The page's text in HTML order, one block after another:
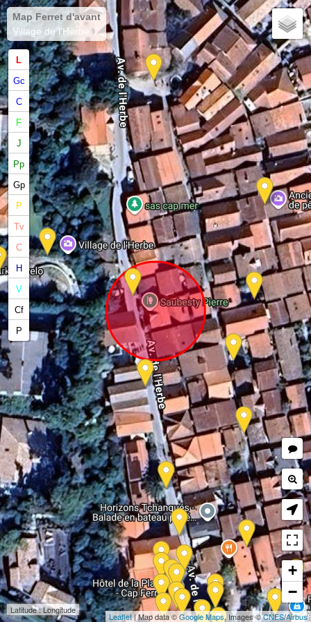
Map Ferret d'avant
Village de l'Herbe
L
Gc
C
F
J
Pp
Gp
P
Tv
C
H
V
Cf
P
Latitude : Longitude
+
−
Leaflet| Map data ©Google Maps, Images ©CNES/Airbus